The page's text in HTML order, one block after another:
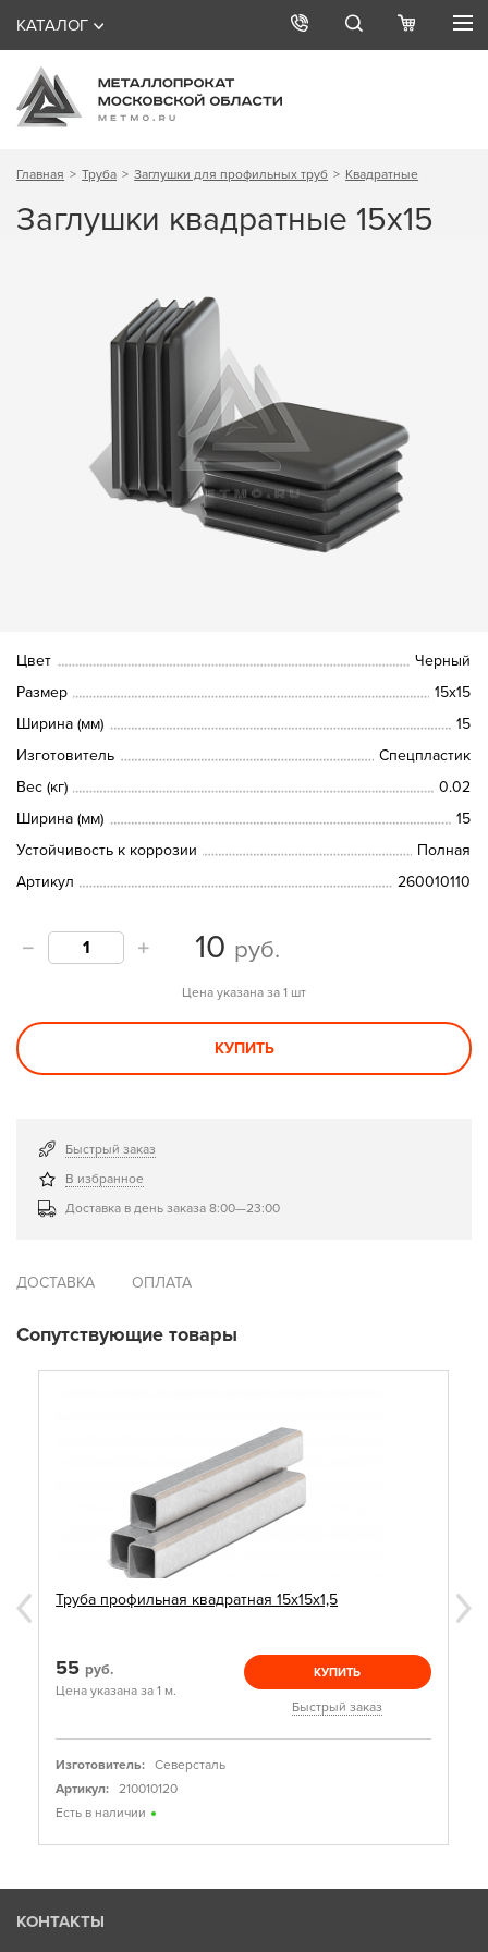
КАТАЛОГ
Главная Труба Заглушки для профильных труб Квадратные
Заглушки квадратные 15х15
Цвет
Черный
Размер
15х15
Ширина (мм)
15
Изготовитель
Спецпластик
Вес (кг)
0.02
Ширина (мм)
15
Устойчивость к коррозии
Полная
Артикул
260010110
10 руб.
Цена указана за 1 шт
КУПИТЬ
Быстрый заказ
В избранное
Доставка в день заказа 8:00—23:00
ДОСТАВКА ОПЛАТА
Сопутствующие товары
Труба профильная квадратная 15х15х1,5
55 руб.
Цена указана за 1 м.
КУПИТЬ
Быстрый заказ
Изготовитель:
Северсталь
Артикул:
210010120
Есть в наличии
КОНТАКТЫ